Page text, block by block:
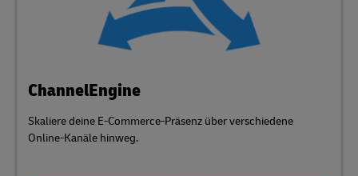
ChannelEngine
Skaliere deine E-Commerce-Präsenz über verschiedene
Online-Kanäle hinweg.